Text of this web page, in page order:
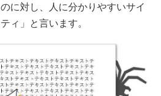
に対し、人に分かりやすいサイ
ィ」と言います。